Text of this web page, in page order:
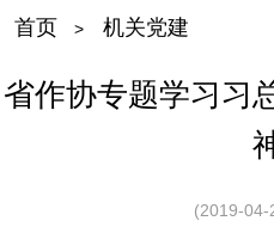
首页 > 机关党建
省作协专题学习习
(2019-04-